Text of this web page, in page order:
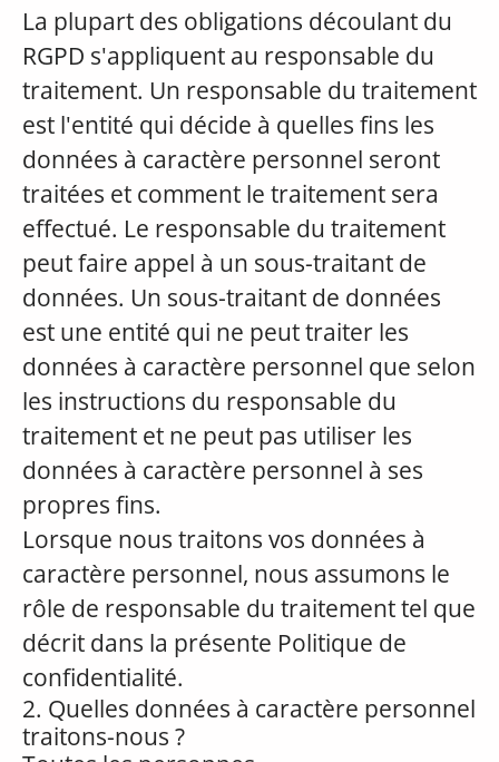
La plupart des obligations découlant du
RGPD s'appliquent au responsable du
traitement. Un responsable du traitement
est l'entité qui décide à quelles fins les
données à caractère personnel seront
traitées et comment le traitement sera
effectué. Le responsable du traitement
peut faire appel à un sous-traitant de
données. Un sous-traitant de données
est une entité qui ne peut traiter les
données à caractère personnel que selon
les instructions du responsable du
traitement et ne peut pas utiliser les
données à caractère personnel à ses
propres fins.
Lorsque nous traitons vos données à
caractère personnel, nous assumons le
rôle de responsable du traitement tel que
décrit dans la présente Politique de
confidentialité.
2. Quelles données à caractère personnel
traitons-nous ?